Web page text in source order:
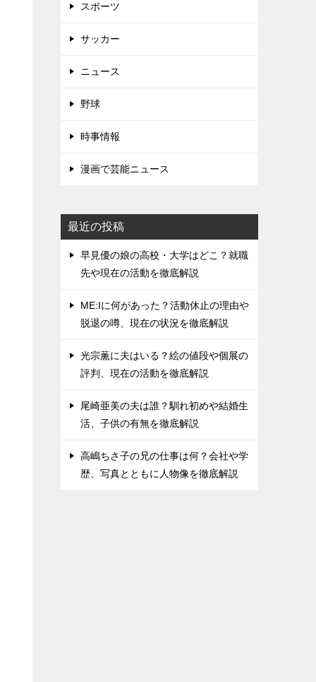
スポーツ
サッカー
ニュース
野球
時事情報
漫画で芸能ニュース
最近の投稿
早見優の娘の高校・大学はどこ？就職
先や現在の活動を徹底解説
ME:Iに何があった？活動休止の理由や
脱退の噂、現在の状況を徹底解説
光宗薫に夫はいる？絵の値段や個展の
評判、現在の活動を徹底解説
尾崎亜美の夫は誰？馴れ初めや結婚生
活、子供の有無を徹底解説
高嶋ちさ子の兄の仕事は何？会社や学
歴、写真とともに人物像を徹底解説